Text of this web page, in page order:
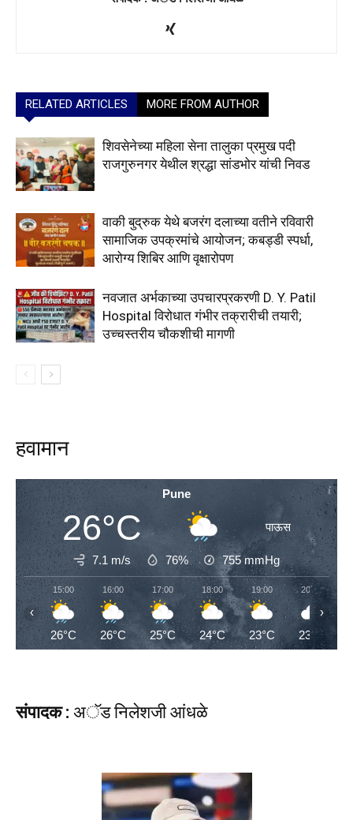
RELATED ARTICLES MORE FROM AUTHOR
शिवसेनेच्या महिला सेना तालुका प्रमुख पदी
राजगुरुनगर येथील श्रद्धा सांडभोर यांची निवड
वाकी बुद्रुक येथे बजरंग दलाच्या वतीने रविवारी
सामाजिक उपक्रमांचे आयोजन; कबड्डी स्पर्धा,
आरोग्य शिबिर आणि वृक्षारोपण
नवजात अर्भकाच्या उपचारप्रकरणी D. Y. Patil
Hospital विरोधात गंभीर तक्रारीची तयारी;
उच्चस्तरीय चौकशीची मागणी
हवामान
Pune
26°C पाऊस
7.1 m/s 76% 755mmHg
15:00
26°C
16:00
26°C
17:00
25°C
18:00
24°C
19:00
23°C
20:00
23°C
‹ ›
संपादक : अॅड निलेशजी आंधळे